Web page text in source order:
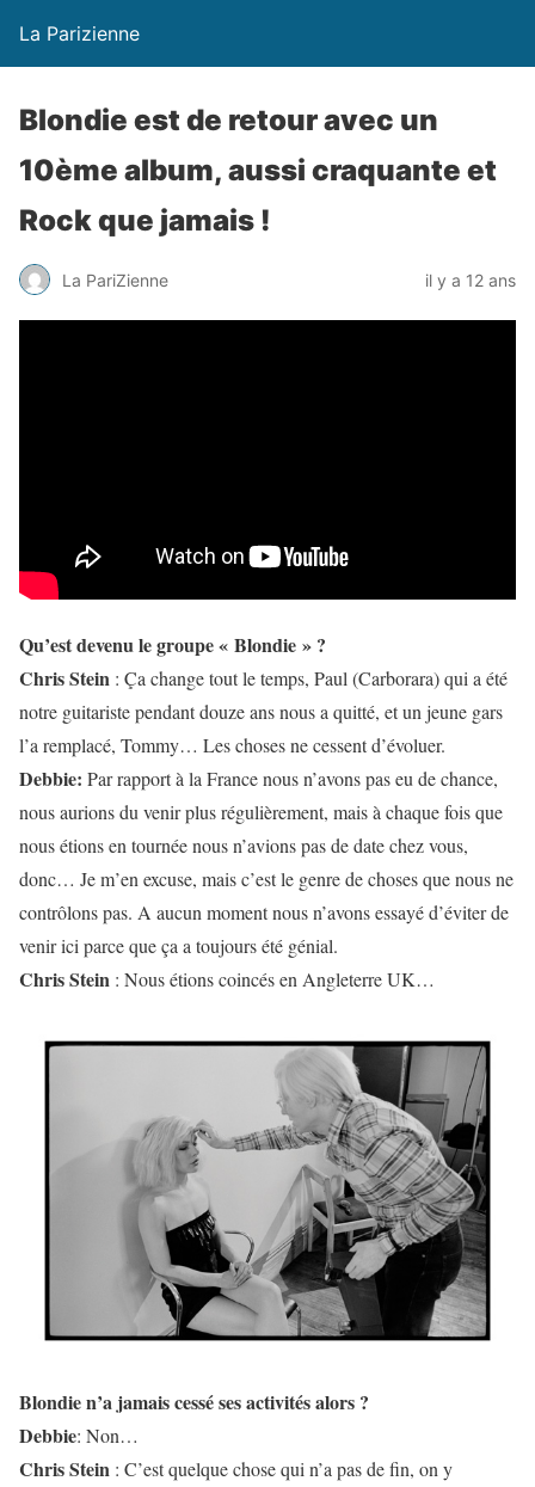
La Parizienne
Blondie est de retour avec un
10ème album, aussi craquante et
Rock que jamais !
La PariZienne il y a 12 ans
Qu’est devenu le groupe « Blondie » ?
Chris Stein : Ça change tout le temps, Paul (Carborara) qui a été
notre guitariste pendant douze ans nous a quitté, et un jeune gars
l’a remplacé, Tommy… Les choses ne cessent d’évoluer.
Debbie: Par rapport à la France nous n’avons pas eu de chance,
nous aurions du venir plus régulièrement, mais à chaque fois que
nous étions en tournée nous n’avions pas de date chez vous,
donc… Je m’en excuse, mais c’est le genre de choses que nous ne
contrôlons pas. A aucun moment nous n’avons essayé d’éviter de
venir ici parce que ça a toujours été génial.
Chris Stein : Nous étions coincés en Angleterre UK…
Blondie n’a jamais cessé ses activités alors ?
Debbie: Non…
Chris Stein : C’est quelque chose qui n’a pas de fin, on y